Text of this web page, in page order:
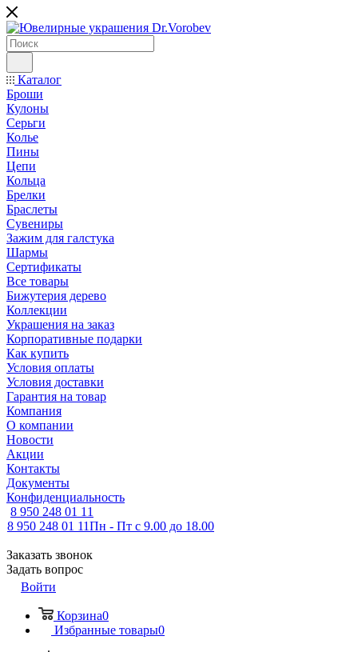
Каталог
Броши
Кулоны
Серьги
Колье
Пины
Цепи
Кольца
Брелки
Браслеты
Сувениры
Зажим для галстука
Шармы
Сертификаты
Все товары
Бижутерия дерево
Коллекции
Украшения на заказ
Корпоративные подарки
Как купить
Условия оплаты
Условия доставки
Гарантия на товар
Компания
О компании
Новости
Акции
Контакты
Документы
Конфиденциальность
8 950 248 01 11
8 950 248 01 11Пн - Пт с 9.00 до 18.00
Заказать звонок
Задать вопрос
Войти
Корзина0
Избранные товары0